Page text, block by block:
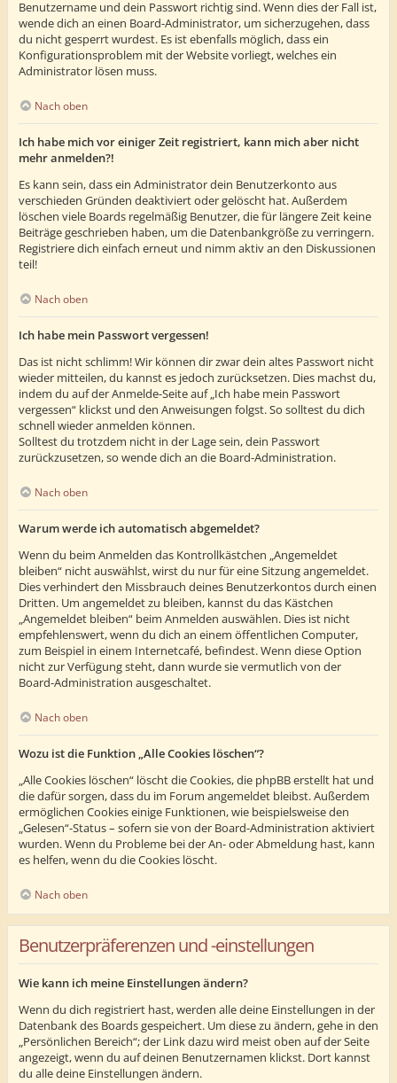
Benutzername und dein Passwort richtig sind. Wenn dies der Fall ist,
wende dich an einen Board-Administrator, um sicherzugehen, dass
du nicht gesperrt wurdest. Es ist ebenfalls möglich, dass ein
Konfigurationsproblem mit der Website vorliegt, welches ein
Administrator lösen muss.
Nach oben
Ich habe mich vor einiger Zeit registriert, kann mich aber nicht
mehr anmelden?!
Es kann sein, dass ein Administrator dein Benutzerkonto aus
verschieden Gründen deaktiviert oder gelöscht hat. Außerdem
löschen viele Boards regelmäßig Benutzer, die für längere Zeit keine
Beiträge geschrieben haben, um die Datenbankgröße zu verringern.
Registriere dich einfach erneut und nimm aktiv an den Diskussionen
teil!
Nach oben
Ich habe mein Passwort vergessen!
Das ist nicht schlimm! Wir können dir zwar dein altes Passwort nicht
wieder mitteilen, du kannst es jedoch zurücksetzen. Dies machst du,
indem du auf der Anmelde-Seite auf „Ich habe mein Passwort
vergessen“ klickst und den Anweisungen folgst. So solltest du dich
schnell wieder anmelden können.
Solltest du trotzdem nicht in der Lage sein, dein Passwort
zurückzusetzen, so wende dich an die Board-Administration.
Nach oben
Warum werde ich automatisch abgemeldet?
Wenn du beim Anmelden das Kontrollkästchen „Angemeldet
bleiben“ nicht auswählst, wirst du nur für eine Sitzung angemeldet.
Dies verhindert den Missbrauch deines Benutzerkontos durch einen
Dritten. Um angemeldet zu bleiben, kannst du das Kästchen
„Angemeldet bleiben“ beim Anmelden auswählen. Dies ist nicht
empfehlenswert, wenn du dich an einem öffentlichen Computer,
zum Beispiel in einem Internetcafé, befindest. Wenn diese Option
nicht zur Verfügung steht, dann wurde sie vermutlich von der
Board-Administration ausgeschaltet.
Nach oben
Wozu ist die Funktion „Alle Cookies löschen“?
„Alle Cookies löschen“ löscht die Cookies, die phpBB erstellt hat und
die dafür sorgen, dass du im Forum angemeldet bleibst. Außerdem
ermöglichen Cookies einige Funktionen, wie beispielsweise den
„Gelesen“-Status – sofern sie von der Board-Administration aktiviert
wurden. Wenn du Probleme bei der An- oder Abmeldung hast, kann
es helfen, wenn du die Cookies löscht.
Nach oben
Benutzerpräferenzen und -einstellungen
Wie kann ich meine Einstellungen ändern?
Wenn du dich registriert hast, werden alle deine Einstellungen in der
Datenbank des Boards gespeichert. Um diese zu ändern, gehe in den
„Persönlichen Bereich“; der Link dazu wird meist oben auf der Seite
angezeigt, wenn du auf deinen Benutzernamen klickst. Dort kannst
du alle deine Einstellungen ändern.